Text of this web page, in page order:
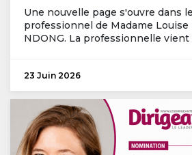
Une nouvelle page s'ouvre dans
professionnel de Madame Louise
NDONG. La professionnelle vient
23 Juin 2026